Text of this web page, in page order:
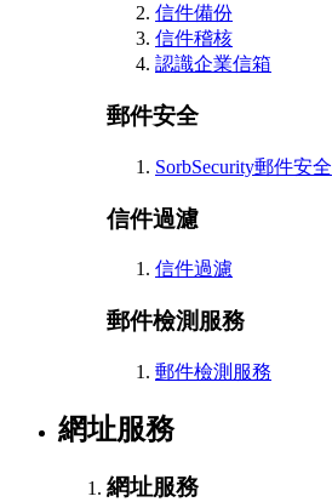
信件備份
信件稽核
認識企業信箱
郵件安全
SorbSecurity郵件安全
信件過濾
信件過濾
郵件檢測服務
郵件檢測服務
網址服務
網址服務